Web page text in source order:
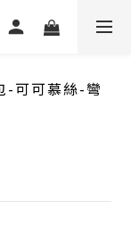
-可可慕絲-彎